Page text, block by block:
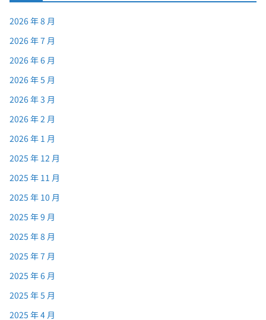
2026 年 8 月
2026 年 7 月
2026 年 6 月
2026 年 5 月
2026 年 3 月
2026 年 2 月
2026 年 1 月
2025 年 12 月
2025 年 11 月
2025 年 10 月
2025 年 9 月
2025 年 8 月
2025 年 7 月
2025 年 6 月
2025 年 5 月
2025 年 4 月